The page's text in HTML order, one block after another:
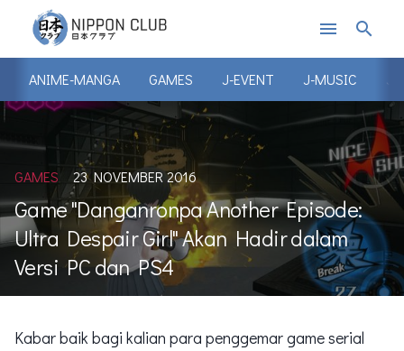
menu search
ANIME-MANGA GAMES J-EVENT J-MUSIC J-
GAMES 23 NOVEMBER 2016
Game "Danganronpa Another Episode:
Ultra Despair Girl" Akan Hadir dalam
Versi PC dan PS4
Kabar baik bagi kalian para penggemar game serial